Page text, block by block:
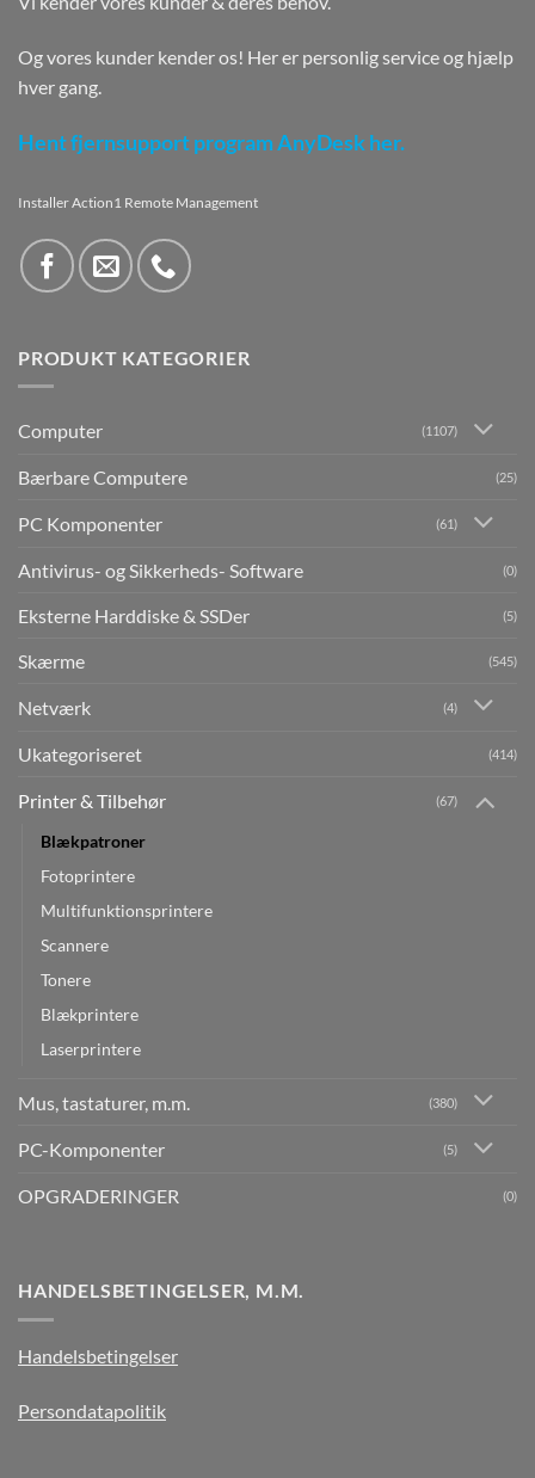
Og vores kunder kender os! Her er personlig service og hjælp
hver gang.
Hent fjernsupport program AnyDesk her.
Installer Action1 Remote Management
PRODUKT KATEGORIER
Computer (1107)
Bærbare Computere (25)
PC Komponenter (61)
Antivirus- og Sikkerheds- Software (0)
Eksterne Harddiske & SSDer (5)
Skærme (545)
Netværk (4)
Ukategoriseret (414)
Printer & Tilbehør (67)
Blækpatroner
Fotoprintere
Multifunktionsprintere
Scannere
Tonere
Blækprintere
Laserprintere
Mus, tastaturer, m.m. (380)
PC-Komponenter (5)
OPGRADERINGER (0)
HANDELSBETINGELSER, M.M.
Handelsbetingelser
Persondatapolitik